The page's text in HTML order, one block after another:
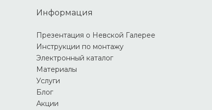
Информация
Презентация о Невской Галерее
Инструкции по монтажу
Электронный каталог
Материалы
Услуги
Блог
Акции